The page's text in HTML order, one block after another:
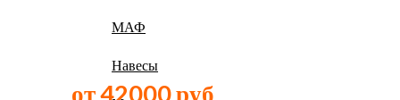
МАФ
Навесы
от 42000 руб